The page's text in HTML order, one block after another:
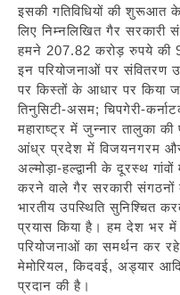
इसकी गतिविधियों की शुरूआत
लिए निम्नलिखित गैर
हमने 207.82 करोड़ रुपये की
इन परियोजनाओं पर संवितरण
पर किस्तों के आधार पर किया
तिनुसिटी-असम; चिपगेरी-
महाराष्ट्र में जुन्नार तालुका की
आंध्र प्रदेश में विजयनगरम और
अल्मोड़ा-हल्द्वानी के दूरस्थ
करने वाले गैर सरकारी
भारतीय उपस्थिति सुनिश्चित
प्रयास किया है। हम देश भर में
परियोजनाओं का समर्थन कर
मेमोरियल, किदवई, अड्यार
प्रदान की है।